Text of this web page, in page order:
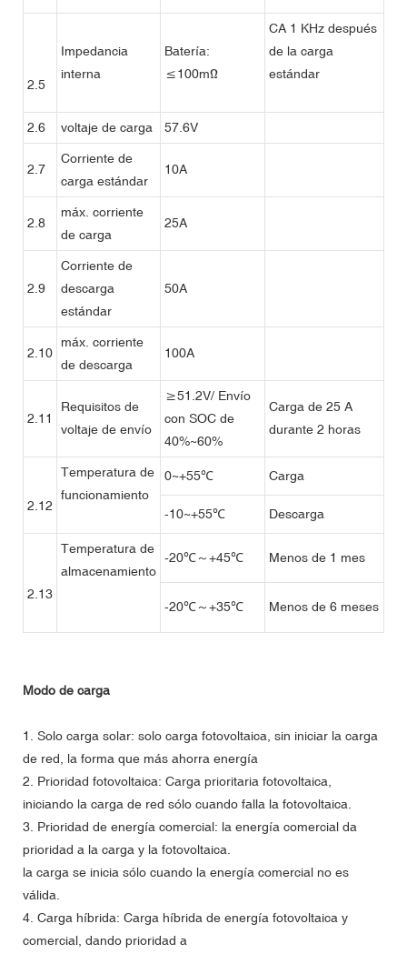
2.5
Impedancia
interna
Batería:
≤100mΩ
CA 1 KHz después
de la carga
estándar
2.6 voltaje de carga 57.6V
2.7
Corriente de
carga estándar
10A
2.8
máx. corriente
de carga
25A
2.9
Corriente de
descarga
estándar
50A
2.10
máx. corriente
de descarga
100A
2.11
Requisitos de
voltaje de envío
≥51.2V/ Envío
con SOC de
40%~60%
Carga de 25 A
durante 2 horas
2.12
Temperatura de
funcionamiento
0~+55℃ Carga
-10~+55℃ Descarga
2.13
Temperatura de
almacenamiento
-20℃～+45℃ Menos de 1 mes
-20℃～+35℃ Menos de 6 meses
Modo de carga
1. Solo carga solar: solo carga fotovoltaica, sin iniciar la carga
de red, la forma que más ahorra energía
2. Prioridad fotovoltaica: Carga prioritaria fotovoltaica,
iniciando la carga de red sólo cuando falla la fotovoltaica.
3. Prioridad de energía comercial: la energía comercial da
prioridad a la carga y la fotovoltaica.
la carga se inicia sólo cuando la energía comercial no es
válida.
4. Carga híbrida: Carga híbrida de energía fotovoltaica y
comercial, dando prioridad a